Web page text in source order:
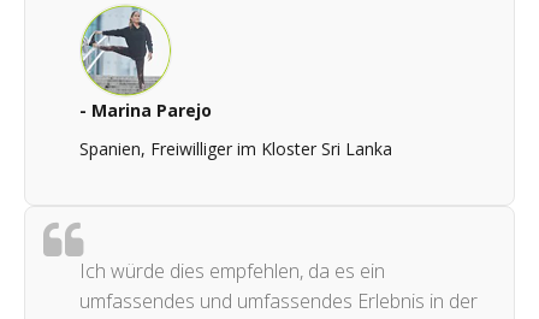
- Marina Parejo
Spanien, Freiwilliger im Kloster Sri Lanka
Ich würde dies empfehlen, da es ein
umfassendes und umfassendes Erlebnis in der